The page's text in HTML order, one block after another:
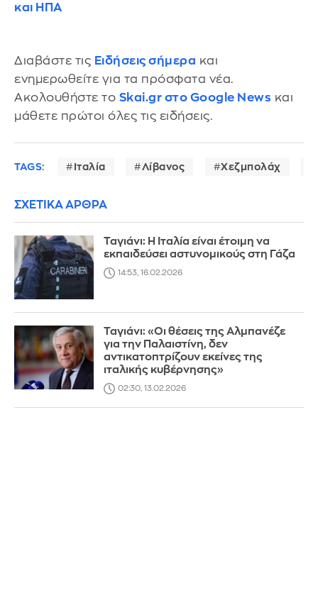
και ΗΠΑ
Διαβάστε τις Ειδήσεις σήμερα και
ενημερωθείτε για τα πρόσφατα νέα.
Ακολουθήστε το Skai.gr στο Google News και
μάθετε πρώτοι όλες τις ειδήσεις.
TAGS: Ιταλία Λίβανος Χεζμπολάχ
ΣΧΕΤΙΚΑ ΑΡΘΡΑ
Ταγιάνι: Η Ιταλία είναι έτοιμη να
εκπαιδεύσει αστυνομικούς στη Γάζα
14:53, 16.02.2026
Ταγιάνι: «Οι θέσεις της Αλμπανέζε
για την Παλαιστίνη, δεν
αντικατοπτρίζουν εκείνες της
ιταλικής κυβέρνησης»
02:30, 13.02.2026